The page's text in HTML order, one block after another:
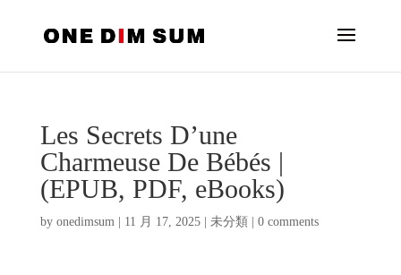
Les Secrets D’une
Charmeuse De Bébés |
(EPUB, PDF, eBooks)
by onedimsum| 11 月 17, 2025| 未分類 0 comments